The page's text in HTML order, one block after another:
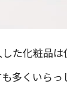
した化粧品
多くいら